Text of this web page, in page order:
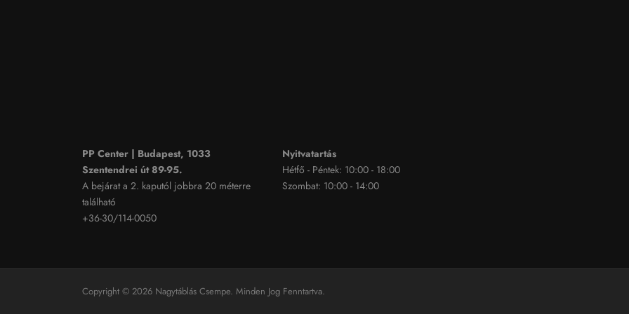
PP Center | Budapest, 1033
Szentendrei út 89-95.
A bejárat a 2. kaputól jobbra 20 méterre
található
+36-30/114-0050
Nyitvatartás
Hétfő - Péntek: 10:00 - 18:00
Szombat: 10:00 - 14:00
Copyright © 2026 Nagytáblás Csempe. Minden Jog Fenntartva.